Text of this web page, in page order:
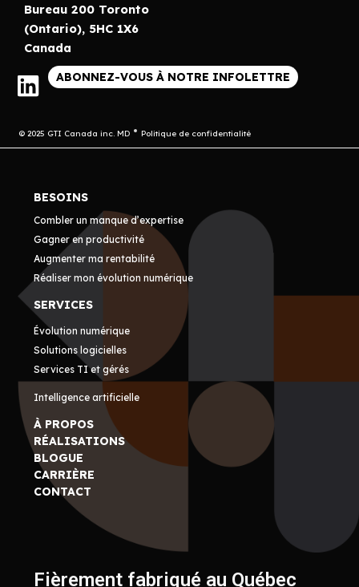
Bureau 200 Toronto
(Ontario), 5HC 1X6
Canada
ABONNEZ-VOUS À NOTRE INFOLETTRE
© 2025 GTI Canada inc. MD Politique de confidentialité
BESOINS
Combler un manque d’expertise
Gagner en productivité
Augmenter ma rentabilité
Réaliser mon évolution numérique
SERVICES
Évolution numérique
Solutions logicielles
Services TI et gérés
Intelligence artificielle
À PROPOS
RÉALISATIONS
BLOGUE
CARRIÈRE
CONTACT
Fièrement fabriqué au Québec